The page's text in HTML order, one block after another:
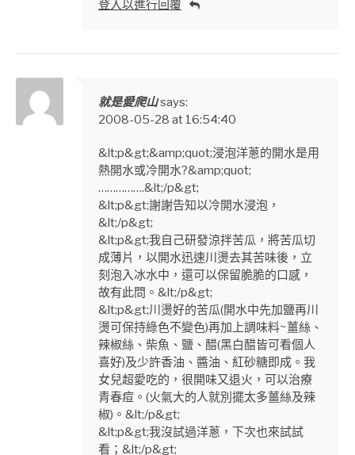
登入以進行回覆
就是愛爬山says:
2008-05-28 at 16:54:40
&lt;p&gt;&amp;quot;浸泡洋蔥的開水是用
熱開水或冷開水?&amp;quot;
…………….&lt;/p&gt;
&lt;p&gt;謝謝告知以冷開水浸泡，
&lt;/p&gt;
&lt;p&gt;我自己研發涼拌苦瓜，將苦瓜切
成薄片，以開水迅速川燙去其苦味後，立
刻泡入冰水中，還可以保留脆脆的口感，
故有此問。&lt;/p&gt;
&lt;p&gt;川燙好的苦瓜(開水中先加鹽再川
燙可保持綠色不變色)再加上調味料~薑絲、
辣椒絲、柴魚、鹽、醋(黑白醋皆可看個人
喜好)及少許香油、醬油、紅砂糖即成。我
女兒超愛吃的，很開味又退火，可以治療
青春痘。(火氣大的人就別擺太多薑絲及辣
椒)。&lt;/p&gt;
&lt;p&gt;我沒試過洋蔥，下次也來試試
看；&lt;/p&gt;